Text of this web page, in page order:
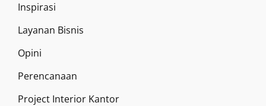
Inspirasi
Layanan Bisnis
Opini
Perencanaan
Project Interior Kantor